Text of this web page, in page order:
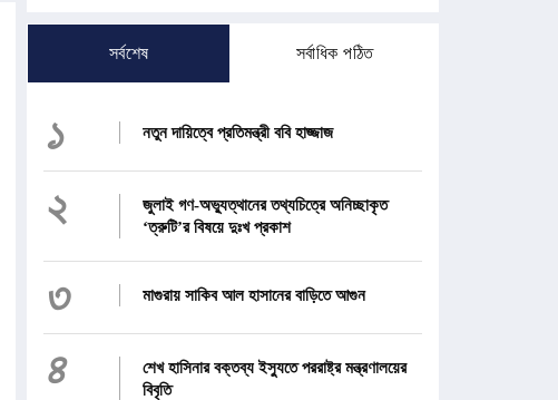
সর্বশেষ সর্বাধিক পঠিত
১ নতুন দায়িত্বে প্রতিমন্ত্রী ববি হাজ্জাজ
২
জুলাই গণ-অভ্যুত্থানের তথ্যচিত্রে অনিচ্ছাকৃত
‘ত্রুটি’র বিষয়ে দুঃখ প্রকাশ
৩ মাগুরায় সাকিব আল হাসানের বাড়িতে আগুন
৪
শেখ হাসিনার বক্তব্য ইস্যুতে পররাষ্ট্র মন্ত্রণালয়ের
বিবৃতি